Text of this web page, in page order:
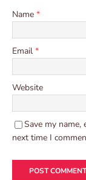
Name *
Email *
Website
Save my
next time I